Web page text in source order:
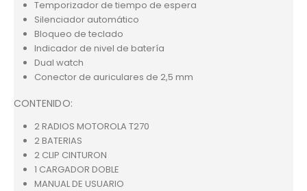
Temporizador de tiempo de espera
Silenciador automático
Bloqueo de teclado
Indicador de nivel de batería
Dual watch
Conector de auriculares de 2,5 mm
CONTENIDO:
2 RADIOS MOTOROLA T270
2 BATERIAS
2 CLIP CINTURON
1 CARGADOR DOBLE
MANUAL DE USUARIO